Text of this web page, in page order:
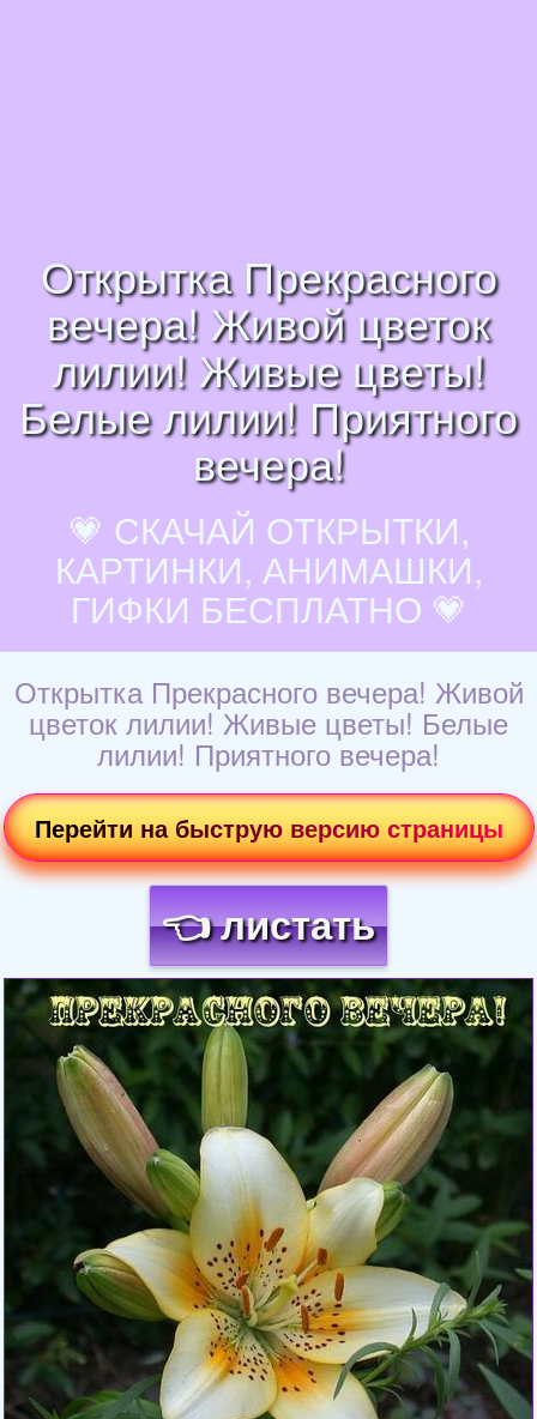
Открытка Прекрасного
вечера! Живой цветок
лилии! Живые цветы!
Белые лилии! Приятного
вечера!
💗 СКАЧАЙ ОТКРЫТКИ,
КАРТИНКИ, АНИМАШКИ,
ГИФКИ БЕСПЛАТНО 💗
Открытка Прекрасного вечера! Живой
цветок лилии! Живые цветы! Белые
лилии! Приятного вечера!
Перейти на быструю версию страницы
👈 листать
Загрузка картинки...